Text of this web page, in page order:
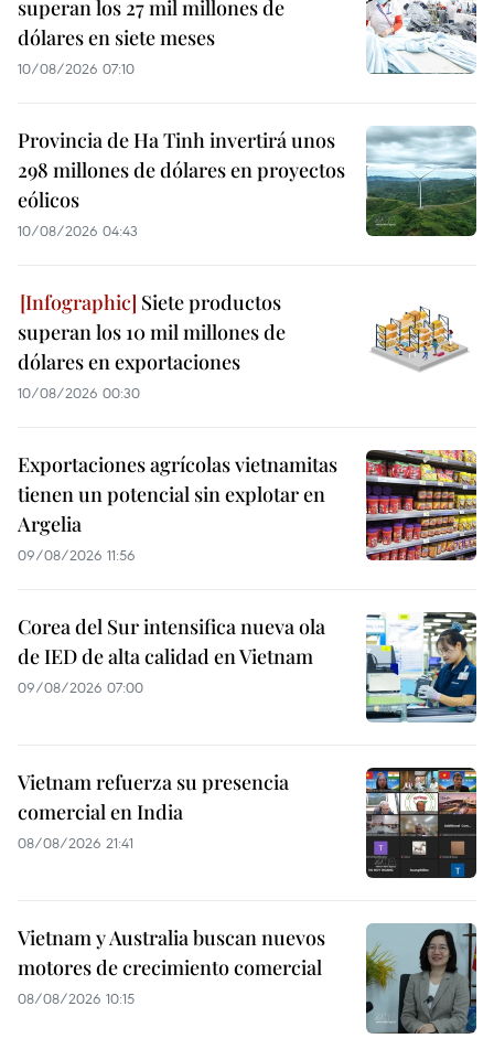
superan los 27 mil millones de
dólares en siete meses
10/08/2026 07:10
Provincia de Ha Tinh invertirá unos
298 millones de dólares en proyectos
eólicos
10/08/2026 04:43
Siete productos
superan los 10 mil millones de
dólares en exportaciones
10/08/2026 00:30
Exportaciones agrícolas vietnamitas
tienen un potencial sin explotar en
Argelia
09/08/2026 11:56
Corea del Sur intensifica nueva ola
de IED de alta calidad en Vietnam
09/08/2026 07:00
Vietnam refuerza su presencia
comercial en India
08/08/2026 21:41
Vietnam y Australia buscan nuevos
motores de crecimiento comercial
08/08/2026 10:15